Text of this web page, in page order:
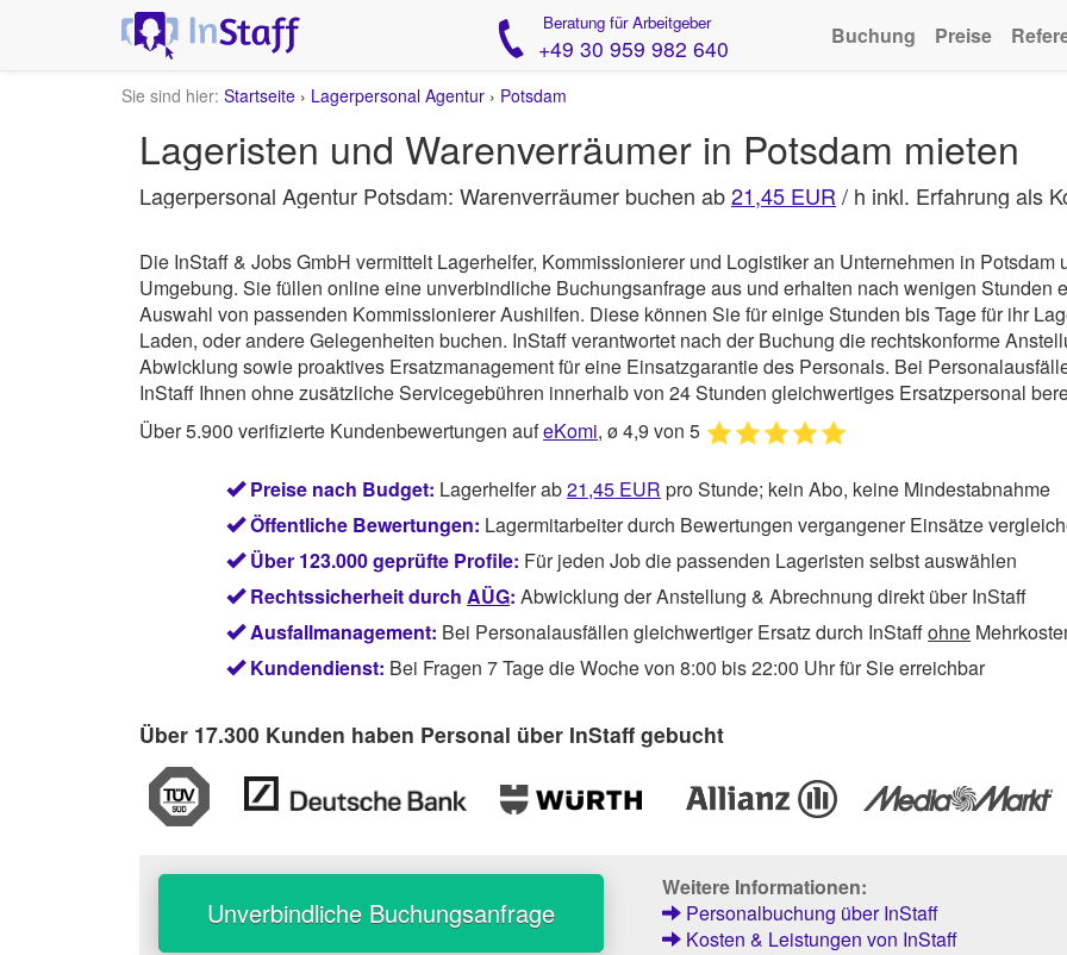
Beratung für Arbeitgeber
+49 30 959 982 640 Buchung Preise
Sie sind hier: Startseite › Lagerpersonal Agentur › Potsdam
Lageristen und Warenverräumer in Potsdam mieten
Lagerpersonal Agentur Potsdam: Warenverräumer buchen ab21,45 EUR / h inkl. Erfahrung als
Die InStaff & Jobs GmbH vermittelt Lagerhelfer, Kommissionierer und Logistiker an Unternehmen in Potsdam
Umgebung. Sie füllen online eine unverbindliche Buchungsanfrage aus und erhalten nach wenigen Stunden
Auswahl von passenden Kommissionierer Aushilfen. Diese können Sie für einige Stunden bis Tage für ihr
Laden, oder andere Gelegenheiten buchen. InStaffverantwortet nach der Buchung die rechtskonforme
Abwicklung sowie proaktives Ersatzmanagement für eine Einsatzgarantie des Personals. Bei
InStaff Ihnen ohne zusätzliche Servicegebühren innerhalb von 24 Stunden gleichwertiges Ersatzpersonal
Über 5.900 verifizierte Kundenbewertungen aufeKomi, ø 4,9 von 5
Preise nach Budget: Lagerhelfer ab21,45 EUR pro Stunde; kein Abo, keine Mindestabnahme
Öffentliche Bewertungen: Lagermitarbeiter durch Bewertungen vergangener Einsätze
Über 123.000 geprüfte Profile: Für jeden Job die passenden Lageristen selbst auswählen
Rechtssicherheit durchAÜG: Abwicklung der Anstellung & Abrechnung direkt über InStaff
Ausfallmanagement: Bei Personalausfällen gleichwertiger Ersatz durch InStaffohne
Kundendienst: Bei Fragen 7 Tage die Woche von 8:00 bis 22:00 Uhr für Sie erreichbar
Über 17.300 Kunden haben Personal über InStaff gebucht
Unverbindliche Buchungsanfrage
Weitere Informationen:
Personalbuchung über InStaff
Kosten & Leistungen von InStaff